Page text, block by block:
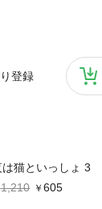
登録
は猫といっしょ 3
1,210
605